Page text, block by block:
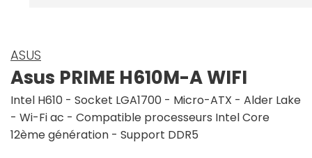
ASUS
Asus PRIME H610M-A WIFI
Intel H610 - Socket LGA1700 - Micro-ATX - Alder Lake
- Wi-Fi ac - Compatible processeurs Intel Core
12ème génération - Support DDR5